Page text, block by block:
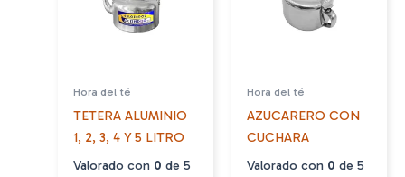
se
pueden
página
de
producto
Hora del té
TETERA ALUMINIO
1, 2, 3, 4 Y 5 LITRO
Valorado con 0 de 5
Hora del té
AZUCARERO CON
CUCHARA
Valorado con 0 de 5